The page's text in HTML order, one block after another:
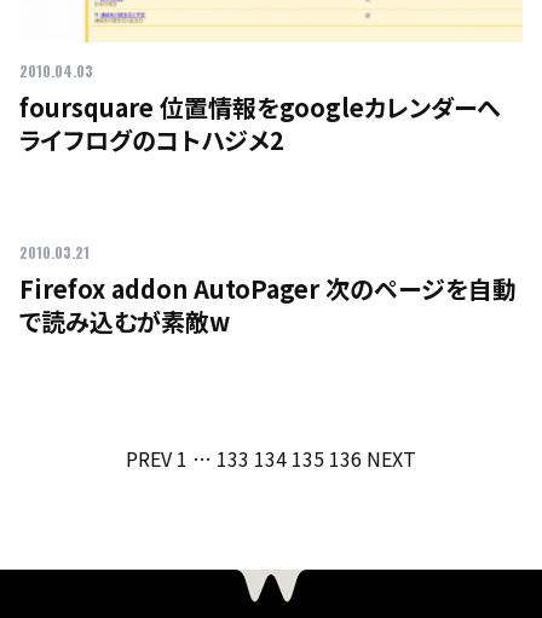
2010.04.03
foursquare 位置情報をgoogleカレンダーへ
ライフログのコトハジメ2
2010.03.21
Firefox addon AutoPager 次のページを自動
で読み込むが素敵w
投
ー
PREV 1 … 133 134 135 136 NEXT